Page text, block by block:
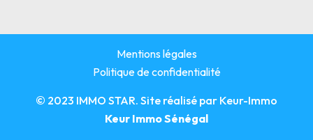
Mentions légales
Politique de confidentialité
© 2023 IMMO STAR. Site réalisé par Keur-Immo
Keur Immo Sénégal